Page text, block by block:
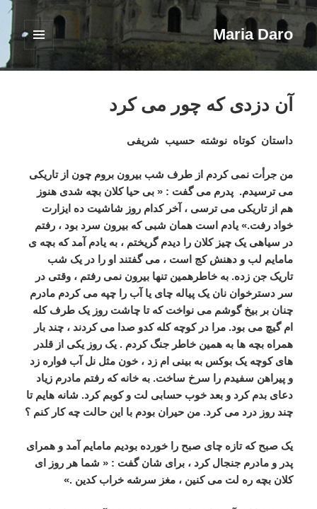
Maria Daro
فهرست
ابزارک‌ها
آن دزدی که چور می کرد
داستان کوتاه نوشته حسیب شریفی
من جرأت نمی کردم از طرف شب بیرون بروم چون از تاریکی
می ترسیدم. پدرم می گفت : « بی حیا کلان بچه شدی هنوز
هم از تاریکی می ترسی ، آخر کدام روز شاشیت ده ایزارت
خواد رفت.» یادم است همان شبی که بیرون سرد بود ، رفتم
در سیاهی یک چیز کلان را دیدم گریختم ، به یادم آمد که بچه ی
مامایم لب و دهنش کج است ، می گفتند او را در یک شب
تاریک جن زده. به خاطرهمین تنها بیرون نمی رفتم ، وقتی در
سر دسترخوان نان یک پیاله چای یا آب را چپه می کردم مادرم
چنان بر بیخ گوشم می نواخت که تا چاشت روز یک طرف کله
ام گیچ می بود. مرا در کوچه کله کدو صدا می کردند ، چند بار
همراه بچه ها به همین خاطر جنگ کردم . یک روز یکی از قلدر
های کوچه یک بوکس به بینی ام زد ، خون مثل نل آب فواره زد
و پیراهن سفیدم را سرخ ساخت. به خانه که رفتم مادرم زیاد
دعای بدم کرد و بعد خوب حسابی لت و کوبم کرد. شانه هایم تا
چند روز درد می کرد. من حیران بودم با این حالت چه کار کنم ؟
یک صبح که تازه چای صبح را خورده بودیم مامایم آمد و همرای
پدر و مادرم جنجال کرد ، برای شان گفت : « شما هر روز ای
کلان بچه ره لت می کنین ، مغز سرشه خراب کدین .»